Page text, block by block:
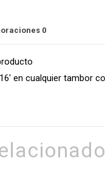
0
en cualquier tambor